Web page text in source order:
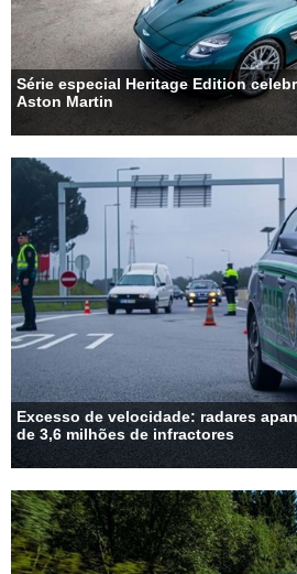
Série especial Heritage Edition
Aston Martin
Excesso de velocidade: radares
de 3,6 milhões de infractores